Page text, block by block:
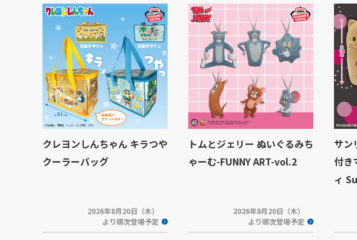
クレヨンしんちゃん キラつや
クーラーバッグ
2026年8月20日（木）
より順次登場予定
トムとジェリー ぬいぐるみち
ゃーむ-FUNNY ART-vol.2
2026年8月20日（木）
より順次登場予定
サン
付き
ィ